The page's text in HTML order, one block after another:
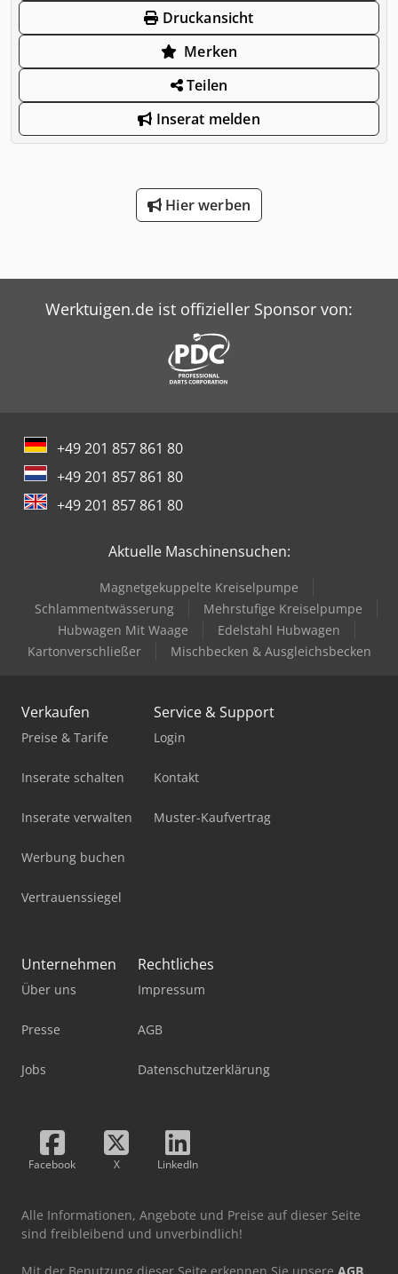
Druckansicht
Merken
Teilen
Inserat melden
Hier werben
Werktuigen.de ist offizieller Sponsor von:
+49 201 857 861 80
+49 201 857 861 80
+49 201 857 861 80
Aktuelle Maschinensuchen:
Magnetgekuppelte Kreiselpumpe
Schlammentwässerung
Mehrstufige Kreiselpumpe
Hubwagen Mit Waage
Edelstahl Hubwagen
Kartonverschließer
Mischbecken & Ausgleichsbecken
Verkaufen
Preise & Tarife
Inserate schalten
Inserate verwalten
Werbung buchen
Vertrauenssiegel
Service & Support
Login
Kontakt
Muster-Kaufvertrag
Unternehmen
Über uns
Presse
Jobs
Rechtliches
Impressum
AGB
Datenschutzerklärung
Facebook X LinkedIn
Alle Informationen, Angebote und Preise auf dieser Seite
sind freibleibend und unverbindlich!